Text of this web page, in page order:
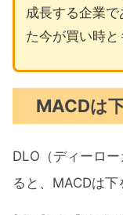
成長する企業
た今が買い時と
MACDは
DLO（ディーロ
ると、MACDは下